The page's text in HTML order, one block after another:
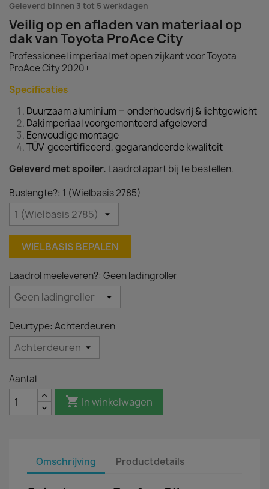
Geleverd binnen 3 tot 5 werkdagen
Veilig op en afladen van materiaal op
dak van Toyota ProAce City
Professioneel imperiaal met open zijkant voor Toyota
ProAce City 2020+
Specificaties
Duurzaam aluminium = onderhoudsvrij & lichtgewicht
Dakimperiaal voorgemonteerd afgeleverd
Eenvoudige montage
TÜV-gecertificeerd, gegarandeerde kwaliteit
Geleverd met spoiler. Laadrol apart bij te bestellen.
Buslengte?: 1 (Wielbasis 2785)
WIELBASIS BEPALEN
Laadrol meeleveren?: Geen ladingroller
Deurtype: Achterdeuren
Aantal
 In winkelwagen
Omschrijving Productdetails